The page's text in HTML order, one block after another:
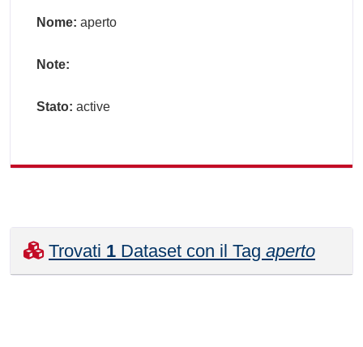
Nome: aperto
Note:
Stato: active
Trovati 1 Dataset con il Tag aperto